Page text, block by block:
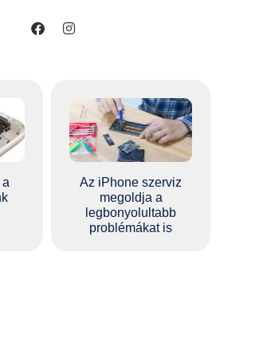
Az iPhone szerviz
megoldja a
legbonyolultabb
problémákat is